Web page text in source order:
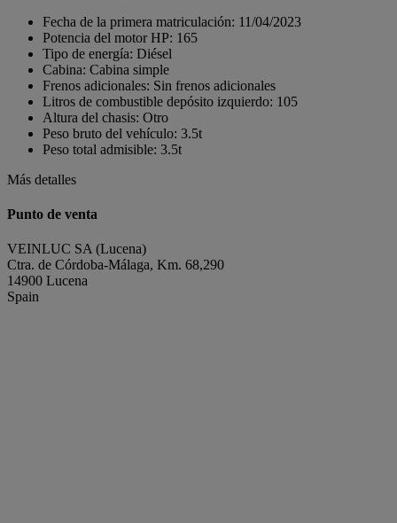
Fecha de la primera matriculación: 11/04/2023
Potencia del motor HP: 165
Tipo de energía: Diésel
Cabina: Cabina simple
Frenos adicionales: Sin frenos adicionales
Litros de combustible depósito izquierdo: 105
Altura del chasis: Otro
Peso bruto del vehículo: 3.5t
Peso total admisible: 3.5t
Más detalles
Punto de venta
VEINLUC SA (Lucena)
Ctra. de Córdoba-Málaga, Km. 68,290
14900 Lucena
Spain